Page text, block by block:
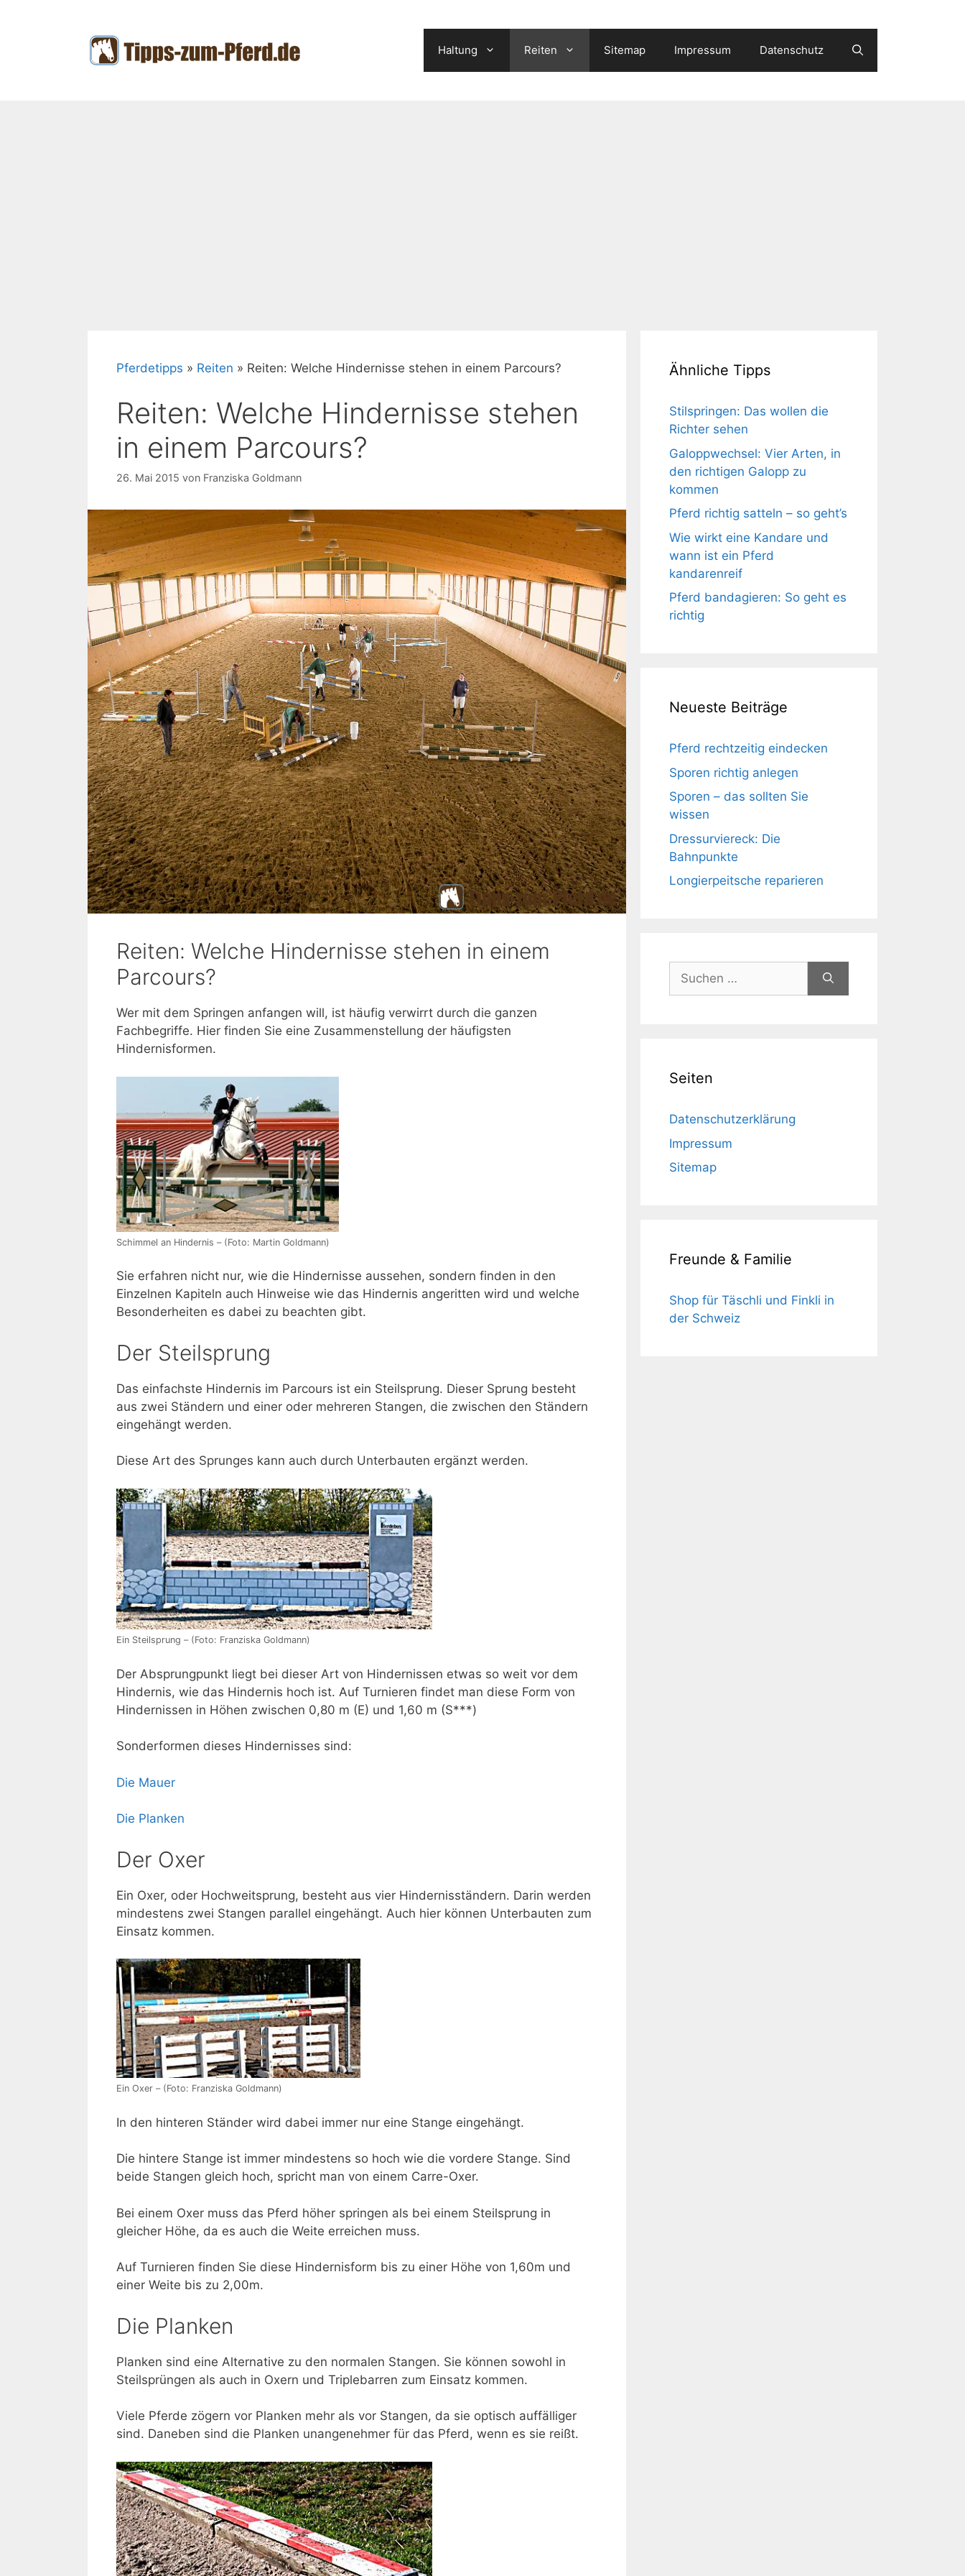
Haltung Reiten Sitemap Impressum Datenschutz
Pferdetipps » Reiten » Reiten: Welche Hindernisse stehen in einem Parcours?
Reiten: Welche Hindernisse stehen
in einem Parcours?
26. Mai 2015 von Franziska Goldmann
Reiten: Welche Hindernisse stehen in einem
Parcours?
Wer mit dem Springen anfangen will, ist häufig verwirrt durch die ganzen
Fachbegriffe. Hier finden Sie eine Zusammenstellung der häufigsten
Hindernisformen.
Schimmel an Hindernis – (Foto: Martin Goldmann)
Sie erfahren nicht nur, wie die Hindernisse aussehen, sondern finden in den
Einzelnen Kapiteln auch Hinweise wie das Hindernis angeritten wird und welche
Besonderheiten es dabei zu beachten gibt.
Der Steilsprung
Das einfachste Hindernis im Parcours ist ein Steilsprung. Dieser Sprung besteht
aus zwei Ständern und einer oder mehreren Stangen, die zwischen den Ständern
eingehängt werden.
Diese Art des Sprunges kann auch durch Unterbauten ergänzt werden.
Ein Steilsprung – (Foto: Franziska Goldmann)
Der Absprungpunkt liegt bei dieser Art von Hindernissen etwas so weit vor dem
Hindernis, wie das Hindernis hoch ist. Auf Turnieren findet man diese Form von
Hindernissen in Höhen zwischen 0,80 m (E) und 1,60 m (S***)
Sonderformen dieses Hindernisses sind:
Die Mauer
Die Planken
Der Oxer
Ein Oxer, oder Hochweitsprung, besteht aus vier Hindernisständern. Darin werden
mindestens zwei Stangen parallel eingehängt. Auch hier können Unterbauten zum
Einsatz kommen.
Ein Oxer – (Foto: Franziska Goldmann)
In den hinteren Ständer wird dabei immer nur eine Stange eingehängt.
Die hintere Stange ist immer mindestens so hoch wie die vordere Stange. Sind
beide Stangen gleich hoch, spricht man von einem Carre-Oxer.
Bei einem Oxer muss das Pferd höher springen als bei einem Steilsprung in
gleicher Höhe, da es auch die Weite erreichen muss.
Auf Turnieren finden Sie diese Hindernisform bis zu einer Höhe von 1,60m und
einer Weite bis zu 2,00m.
Die Planken
Planken sind eine Alternative zu den normalen Stangen. Sie können sowohl in
Steilsprüngen als auch in Oxern und Triplebarren zum Einsatz kommen.
Viele Pferde zögern vor Planken mehr als vor Stangen, da sie optisch auffälliger
sind. Daneben sind die Planken unangenehmer für das Pferd, wenn es sie reißt.
Ähnliche Tipps
Stilspringen: Das wollen die
Richter sehen
Galoppwechsel: Vier Arten, in
den richtigen Galopp zu
kommen
Pferd richtig satteln – so geht’s
Wie wirkt eine Kandare und
wann ist ein Pferd
kandarenreif
Pferd bandagieren: So geht es
richtig
Neueste Beiträge
Pferd rechtzeitig eindecken
Sporen richtig anlegen
Sporen – das sollten Sie
wissen
Dressurviereck: Die
Bahnpunkte
Longierpeitsche reparieren
Suchen
nach:
Seiten
Datenschutzerklärung
Impressum
Sitemap
Freunde & Familie
Shop für Täschli und Finkli in
der Schweiz